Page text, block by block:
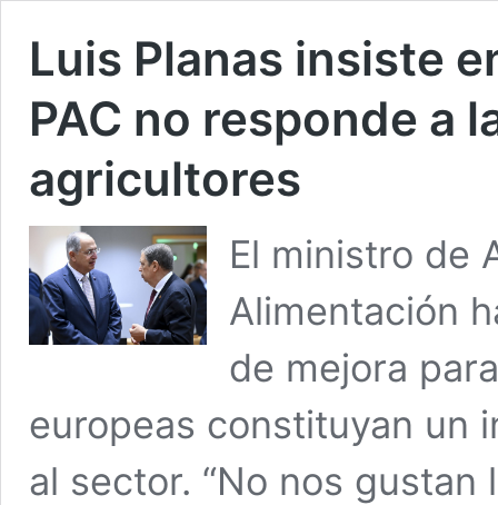
Luis Planas insiste
PAC no responde a
agricultores
El ministro de
Alimentación
de mejora
europeas constituyan un
al sector. “No nos